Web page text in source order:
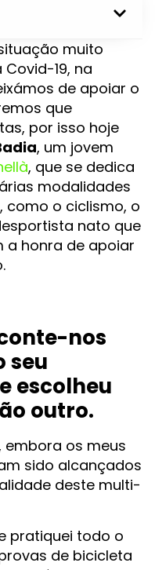
muito
19, na
de apoiar o
que
por isso hoje
, um jovem
, que se dedica
modalidades
como o ciclismo, o
nato que
a honra de apoiar
nos
seu
escolheu
outro.
os meus
sido alcançados
deste multi-
pratiquei todo o
de bicicleta